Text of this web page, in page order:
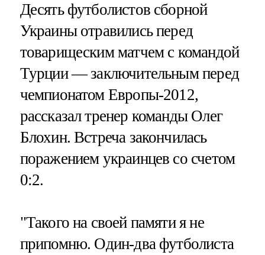
Десять футболистов сборной
Украины отравились перед
товарищеским матчем с командой
Турции — заключительным перед
чемпионатом Европы-2012,
рассказал тренер команды Олег
Блохин. Встреча закончилась
поражением украинцев со счетом
0:2.
"Такого на своей памяти я не
припомню. Один-два футболиста